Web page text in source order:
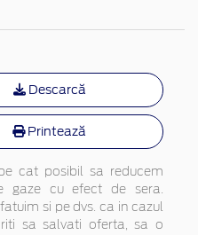
Descarcă
Printează
cat posibil sa reducem
gaze cu efect de sera.
si pe dvs. ca in cazul
sa salvati oferta, sa o